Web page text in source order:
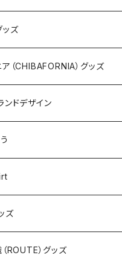
コラボグッズ
ルダー
ホルダー
リーンズコラボ
ッズ
ホルダー
ルダー
（CHIBAFORNIA）グッズ
ルダー
ンドデザイン
ルダー
ズ
ROUTE）グッズ